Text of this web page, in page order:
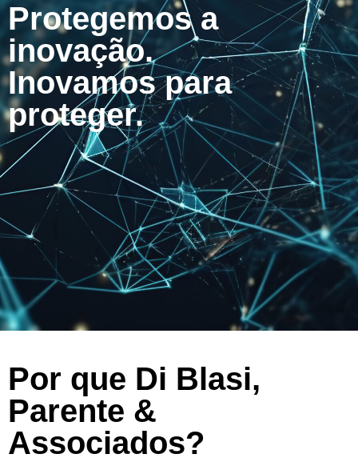
Protegemos a
inovação.
Inovamos para
proteger.
Por que Di Blasi,
Parente &
Associados?